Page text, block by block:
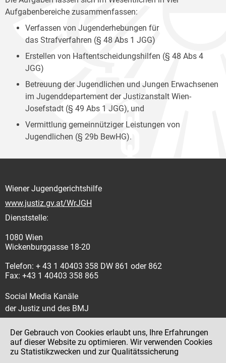
Aufgabenbereiche zusammenfassen:
Verfassen von Jugenderhebungen für
das Strafverfahren (§ 48 Abs 1 JGG)
Erstellen von Haftentscheidungshilfen (§ 48 Abs 4
JGG)
Betreuung der Jugendlichen und Jungen Erwachsenen
im Jugenddepartement der Justizanstalt Wien-
Josefstadt (§ 49 Abs 1 JGG), und
Vermittlung gemeinnütziger Leistungen von
Jugendlichen (§ 29b BewHG).
Wiener Jugendgerichtshilfe
www.justiz.gv.at/WrJGH
Dienststelle:
1080 Wien
Wickenburggasse 18-20
Telefon: + 43 1 40403 358 DW 861 oder 862
Fax: +43 1 40403 358 865
Social Media Kanäle
der Justiz und des BMJ
Impressum
Der Gebrauch von Cookies erlaubt uns, Ihre Erfahrungen
auf dieser Website zu optimieren. Wir verwenden Cookies
zu Statistikzwecken und zur Qualitätssicherung